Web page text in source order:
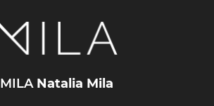
MILANatalia Mila